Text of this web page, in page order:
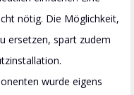
nötig. Die Möglichkeit,
ersetzen, spart zudem
wurde eigens